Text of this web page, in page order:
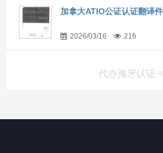
加拿大ATIO公证认证翻译
2026/03/16 216
代办海牙认证